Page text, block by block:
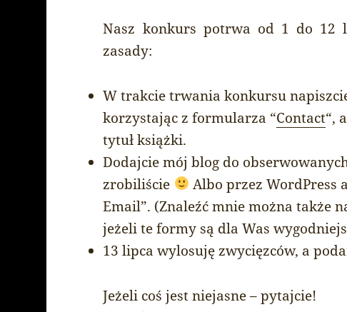
Nasz konkurs potrwa od 1 do 12
zasady:
W trakcie trwania konkursu
korzystając z formularza “Contact“,
tytuł książki.
Dodajcie mój blog do
zrobiliście
Albo przez WordPress
Email”. (Znaleźć mnie można także
jeżeli te formy są dla Was
13 lipca wylosuję zwycięzców, a
Jeżeli coś jest niejasne – pytajcie!